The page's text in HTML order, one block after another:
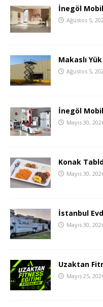
İnegöl
Ağustos 5,
Makaslı
Ağustos 5,
İnegöl
Mayıs 30,
Konak
Mayıs 30,
İstanbul
Mayıs 30,
Uzaktan
Mayıs 25,